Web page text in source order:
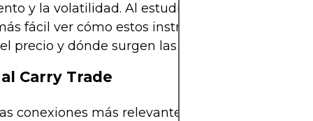
y la volatilidad. Al estudiar ejemplos del
fácil ver cómo estos instrumentos influyen
precio y dónde surgen las oportunidades.
Carry Trade
conexiones más relevantes entre los swaps y